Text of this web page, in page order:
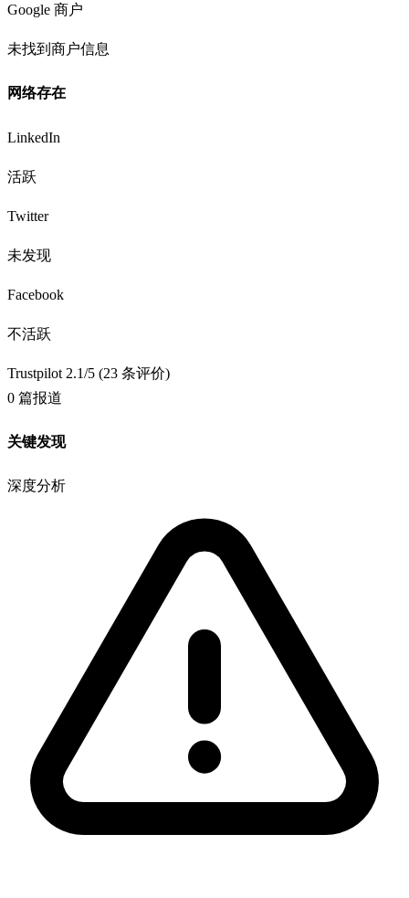
Google 商户
未找到商户信息
网络存在
LinkedIn
活跃
Twitter
未发现
Facebook
不活跃
Trustpilot 2.1/5 (23 条评价)
0 篇报道
关键发现
深度分析